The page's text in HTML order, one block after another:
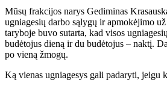
Mūsų frakcijos narys Gediminas
ugniagesių darbo sąlygų ir apmokėjimo
taryboje buvo sutarta, kad visos
budėtojus dieną ir du budėtojus – naktį.
po vieną žmogų.
Ką vienas ugniagesys gali padaryti, jeigu